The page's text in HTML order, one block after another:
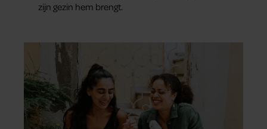
zijn gezin hem brengt.